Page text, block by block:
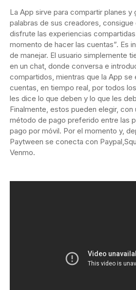
La App sirve para compartir planes y
palabras de sus creadores, consigue
disfrute las experiencias
momento de hacer las cuentas”. Es
de manejar. El usuario simplemente
en un chat, donde conversa e
compartidos, mientras que la App se
cuentas, en tiempo real, por todos
les dice lo que deben y lo que les
Finalmente, estos pueden elegir, con
método de pago preferido entre las
pago por móvil. Por el momento y,
Paytween se conecta con
Venmo.